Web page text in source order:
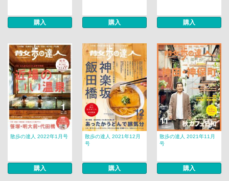
購入 購入 購入
散歩の達人 2022年1月号
購入
散歩の達人 2021年12月
号
購入
散歩の達人 2021年11月
号
購入